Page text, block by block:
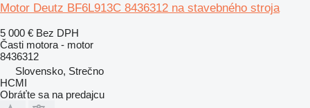
Motor Deutz BF6L913C 8436312 na stavebného stroja
5 000 € Bez DPH
Časti motora - motor
8436312
Slovensko, Strečno
HCMI
Obráťte sa na predajcu